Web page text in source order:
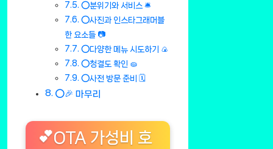
⭕분위기와 서비스 🛎️
⭕사진과 인스타그래머블
한 요소들 📷
⭕다양한 메뉴 시도하기 🍙
⭕청결도 확인 🧽
⭕사전 방문 준비 🗓️
⭕🎉 마무리
💕OTA 가성비 호